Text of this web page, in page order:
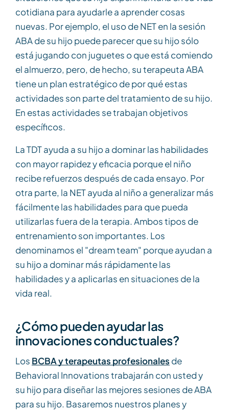
cotidiana para ayudarle a aprender cosas
nuevas. Por ejemplo, el uso de NET en la sesión
ABA de su hijo puede parecer que su hijo sólo
está jugando con juguetes o que está comiendo
el almuerzo, pero, de hecho, su terapeuta ABA
tiene un plan estratégico de por qué estas
actividades son parte del tratamiento de su hijo.
En estas actividades se trabajan objetivos
específicos.
La TDT ayuda a su hijo a dominar las habilidades
con mayor rapidez y eficacia porque el niño
recibe refuerzos después de cada ensayo. Por
otra parte, la NET ayuda al niño a generalizar más
fácilmente las habilidades para que pueda
utilizarlas fuera de la terapia. Ambos tipos de
entrenamiento son importantes. Los
denominamos el "dream team" porque ayudan a
su hijo a dominar más rápidamente las
habilidades y a aplicarlas en situaciones de la
vida real.
¿Cómo pueden ayudar las
innovaciones conductuales?
Los BCBA y terapeutas profesionales de
Behavioral Innovations trabajarán con usted y
su hijo para diseñar las mejores sesiones de ABA
para su hijo. Basaremos nuestros planes y